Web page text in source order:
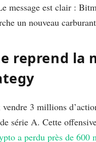
message est clair :
un nouveau
reprend la
3 millions
série A. Cette
a perdu près de 600